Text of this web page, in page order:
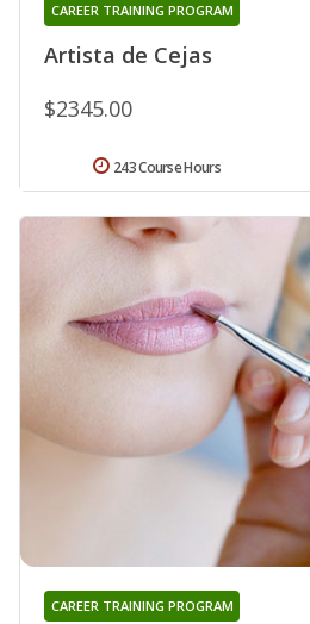
Artista de Cejas
CAREER TRAINING PROGRAM
$2345.00
243 Course Hours
CAREER TRAINING PROGRAM